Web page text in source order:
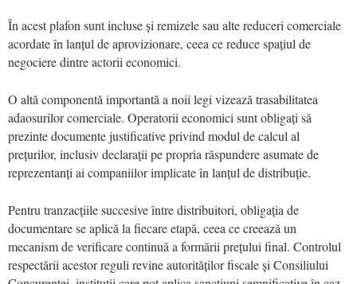
În acest plafon sunt incluse și remizele sau alte reduceri comerciale
acordate în lanțul de aprovizionare, ceea ce reduce spațiul de
negociere dintre actorii economici.
O altă componentă importantă a noii legi vizează trasabilitatea
adaosurilor comerciale. Operatorii economici sunt obligați să
prezinte documente justificative privind modul de calcul al
prețurilor, inclusiv declarații pe propria răspundere asumate de
reprezentanți ai companiilor implicate în lanțul de distribuție.
Pentru tranzacțiile succesive între distribuitori, obligația de
documentare se aplică la fiecare etapă, ceea ce creează un
mecanism de verificare continuă a formării prețului final. Controlul
respectării acestor reguli revine autorităților fiscale și Consiliului